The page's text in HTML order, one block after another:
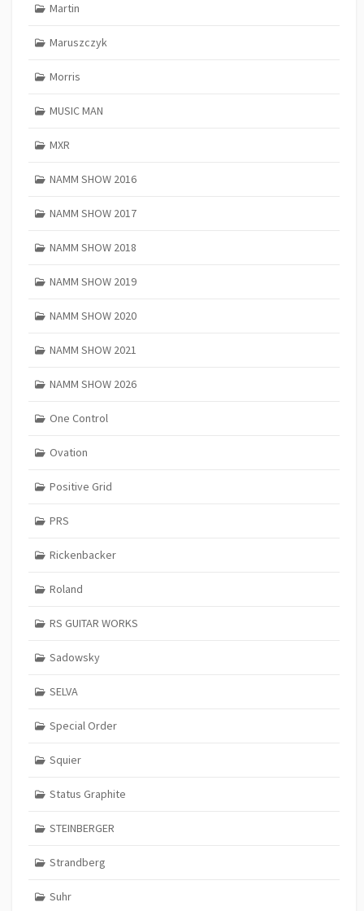
Martin
Maruszczyk
Morris
MUSIC MAN
MXR
NAMM SHOW 2016
NAMM SHOW 2017
NAMM SHOW 2018
NAMM SHOW 2019
NAMM SHOW 2020
NAMM SHOW 2021
NAMM SHOW 2026
One Control
Ovation
Positive Grid
PRS
Rickenbacker
Roland
RS GUITAR WORKS
Sadowsky
SELVA
Special Order
Squier
Status Graphite
STEINBERGER
Strandberg
Suhr